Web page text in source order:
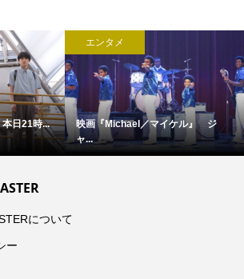
トリートの異変』×... 完全撮り下ろし「2027年版
について
ー